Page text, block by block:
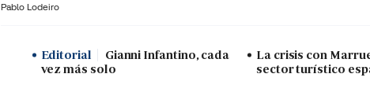
Pablo Lodeiro
Editorial
Gianni Infantino, cada
vez más solo
La crisis con
sector turístico